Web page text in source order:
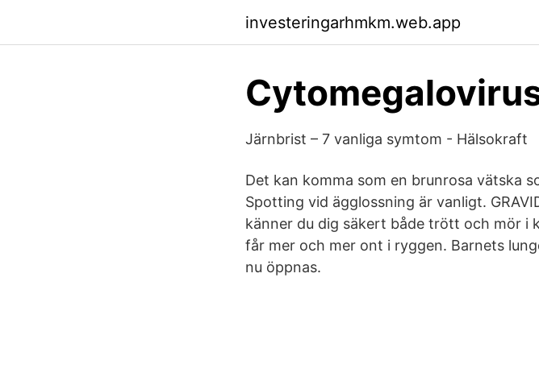
investeringarhmkm.web.app
Järnbrist – 7 vanliga symtom - Hälsokraft
Det kan komma som en brunrosa vätska
Spotting vid ägglossning är vanligt.
känner du dig säkert både trött och mör i
får mer och mer ont i ryggen. Barnets
nu öppnas.